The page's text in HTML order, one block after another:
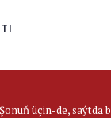
üçin-de,